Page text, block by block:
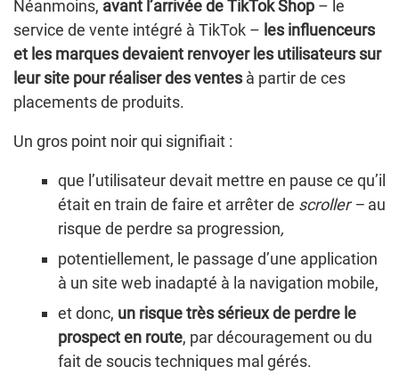
Néanmoins, avant l’arrivée de TikTok Shop – le
service de vente intégré à TikTok – les influenceurs
et les marques devaient renvoyer les utilisateurs sur
leur site pour réaliser des ventes à partir de ces
placements de produits.
Un gros point noir qui signifiait :
que l’utilisateur devait mettre en pause ce qu’il
était en train de faire et arrêter de scroller – au
risque de perdre sa progression,
potentiellement, le passage d’une application
à un site web inadapté à la navigation mobile,
et donc, un risque très sérieux de perdre le
prospect en route, par découragement ou du
fait de soucis techniques mal gérés.